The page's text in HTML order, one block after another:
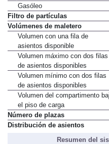
Gasóleo
Filtro de partículas
Volúmenes de maletero
Volumen con una fila de
asientos disponible
Volumen máximo con dos filas
de asientos disponibles
Volumen mínimo con dos filas
de asientos disponibles
Volumen del compartimento
el piso de carga
Número de plazas
Distribución de asientos
Resumen del